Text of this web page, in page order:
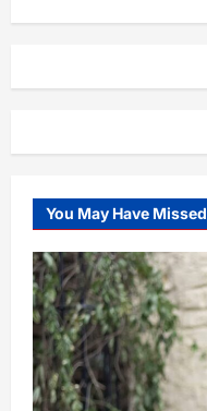
You May Have Missed